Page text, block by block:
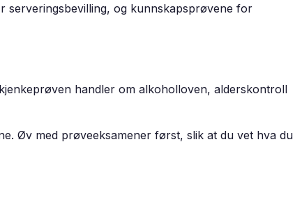
serveringsbevilling, og kunnskapsprøvene for
handler om alkoholloven, alderskontroll
Øv med prøveeksamener først, slik at du vet hva du